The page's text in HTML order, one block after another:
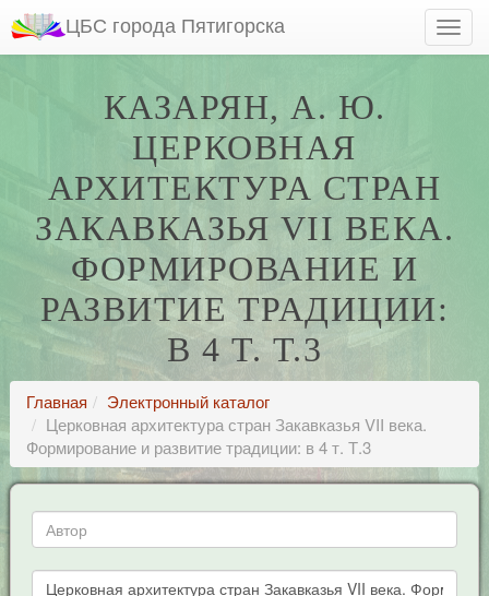
ЦБС города Пятигорска
КАЗАРЯН, А. Ю.
ЦЕРКОВНАЯ
АРХИТЕКТУРА СТРАН
ЗАКАВКАЗЬЯ VII ВЕКА.
ФОРМИРОВАНИЕ И
РАЗВИТИЕ ТРАДИЦИИ:
В 4 Т. Т.3
Главная
Электронный каталог
Церковная архитектура стран Закавказья VII века.
Формирование и развитие традиции: в 4 т. Т.3